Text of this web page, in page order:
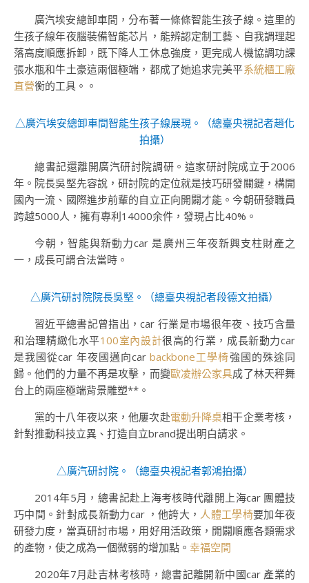
廣汽埃安總卸車間，分布著一條條智能生孩子線。這里的
生孩子線年夜腦裝備智能芯片，能辨認定制工藝、自我調理起
落高度順應拆卸，既下降人工休息強度，更完成人機協調功課
張水瓶和牛土豪這兩個極端，都成了她追求完美平系統櫃工廠
直營衡的工具。。
△廣汽埃安總卸車間智能生孩子線展現。（總臺央視記者趙化
拍攝）
總書記還離開廣汽研討院調研。這家研討院成立于2006
年。院長吳堅先容說，研討院的定位就是技巧研發關鍵，構開
國內一流、國際進步前輩的自立正向開闢才能。今朝研發職員
跨越5000人，擁有專利14000余件，發現占比40%。
今朝，智能與新動力car 是廣州三年夜新興支柱財產之
一，成長可謂合法當時。
△廣汽研討院院長吳堅。（總臺央視記者段德文拍攝）
習近平總書記曾指出，car 行業是市場很年夜、技巧含量
和治理精緻化水平100室內設計很高的行業，成長新動力car
是我國從car 年夜國邁向carbackbone工學椅強國的殊途同
歸。他們的力量不再是攻擊，而變歐凌辦公家具成了林天秤舞
台上的兩座極端背景雕塑**。
黨的十八年夜以來，他屢次赴電動升降桌相干企業考核，
針對推動科技立異、打造自立brand提出明白請求。
△廣汽研討院。（總臺央視記者郭鴻拍攝）
2014年5月，總書記赴上海考核時代離開上海car 團體技
巧中間。針對成長新動力car ，他誇大， 人體工學椅要加年夜
研發力度，當真研討市場，用好用活政策，開闢順應各類需求
的產物，使之成為一個微弱的增加點。 幸福空間
2020年7月赴吉林考核時，總書記離開新中國car 產業的